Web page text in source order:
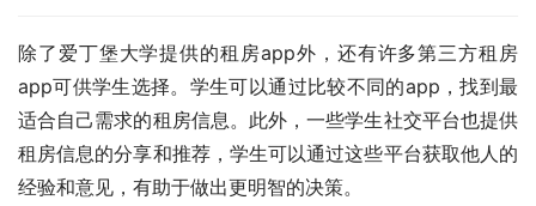
除了爱丁堡大学提供的租房app外，还有许多第三方租房
app可供学生选择。学生可以通过比较不同的app，找到最
适合自己需求的租房信息。此外，一些学生社交平台也提供
租房信息的分享和推荐，学生可以通过这些平台获取他人的
经验和意见，有助于做出更明智的决策。